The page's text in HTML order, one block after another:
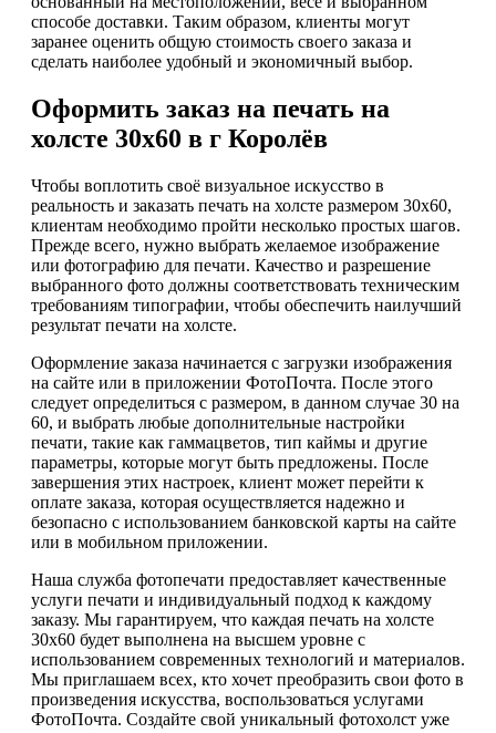
способе доставки. Таким образом, клиенты могут
заранее оценить общую стоимость своего заказа и
сделать наиболее удобный и экономичный выбор.
Оформить заказ на печать на
холсте 30х60 в г Королёв
Чтобы воплотить своё визуальное искусство в
реальность и заказать печать на холсте размером 30х60,
клиентам необходимо пройти несколько простых шагов.
Прежде всего, нужно выбрать желаемое изображение
или фотографию для печати. Качество и разрешение
выбранного фото должны соответствовать техническим
требованиям типографии, чтобы обеспечить наилучший
результат печати на холсте.
Оформление заказа начинается с загрузки изображения
на сайте или в приложении ФотоПочта. После этого
следует определиться с размером, в данном случае 30 на
60, и выбрать любые дополнительные настройки
печати, такие как гаммацветов, тип каймы и другие
параметры, которые могут быть предложены. После
завершения этих настроек, клиент может перейти к
оплате заказа, которая осуществляется надежно и
безопасно с использованием банковской карты на сайте
или в мобильном приложении.
Наша служба фотопечати предоставляет качественные
услуги печати и индивидуальный подход к каждому
заказу. Мы гарантируем, что каждая печать на холсте
30х60 будет выполнена на высшем уровне с
использованием современных технологий и материалов.
Мы приглашаем всех, кто хочет преобразить свои фото в
произведения искусства, воспользоваться услугами
ФотоПочта. Создайте свой уникальный фотохолст уже